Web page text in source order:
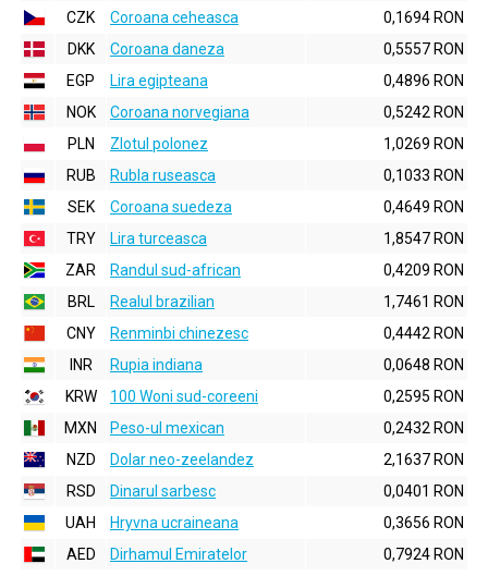
CZK
Coroana ceheasca
0,1694 RON
DKK
Coroana daneza
0,5557 RON
EGP
Lira egipteana
0,4896 RON
NOK
Coroana norvegiana
0,5242 RON
PLN
Zlotul polonez
1,0269 RON
RUB
Rubla ruseasca
0,1033 RON
SEK
Coroana suedeza
0,4649 RON
TRY
Lira turceasca
1,8547 RON
ZAR
Randul sud-african
0,4209 RON
BRL
Realul brazilian
1,7461 RON
CNY
Renminbi chinezesc
0,4442 RON
INR
Rupia indiana
0,0648 RON
KRW
100 Woni sud-coreeni
0,2595 RON
MXN
Peso-ul mexican
0,2432 RON
NZD
Dolar neo-zeelandez
2,1637 RON
RSD
Dinarul sarbesc
0,0401 RON
UAH
Hryvna ucraineana
0,3656 RON
AED
Dirhamul Emiratelor
0,7924 RON